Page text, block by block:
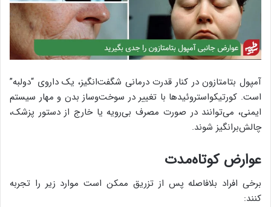
آمپول بتامتازون در کنار قدرت درمانی شگفت‌انگیز، یک داروی “دولبه”
است. کورتیکواستروئیدها با تغییر در سوخت‌وساز بدن و مهار سیستم
ایمنی، می‌توانند در صورت مصرف بی‌رویه یا خارج از دستور پزشک،
چالش‌برانگیز شوند.
عوارض کوتاه‌مدت
برخی افراد بلافاصله پس از تزریق ممکن است موارد زیر را تجربه
کنند: